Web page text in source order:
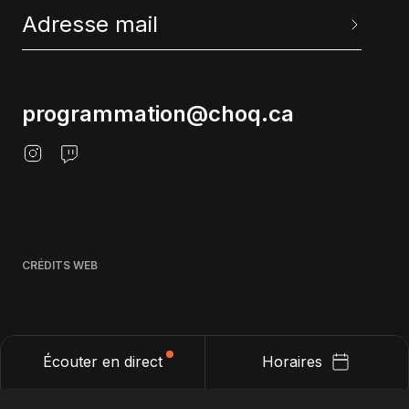
Écouter en direct Horaires
programmation@choq.ca
CRÉDITS WEB